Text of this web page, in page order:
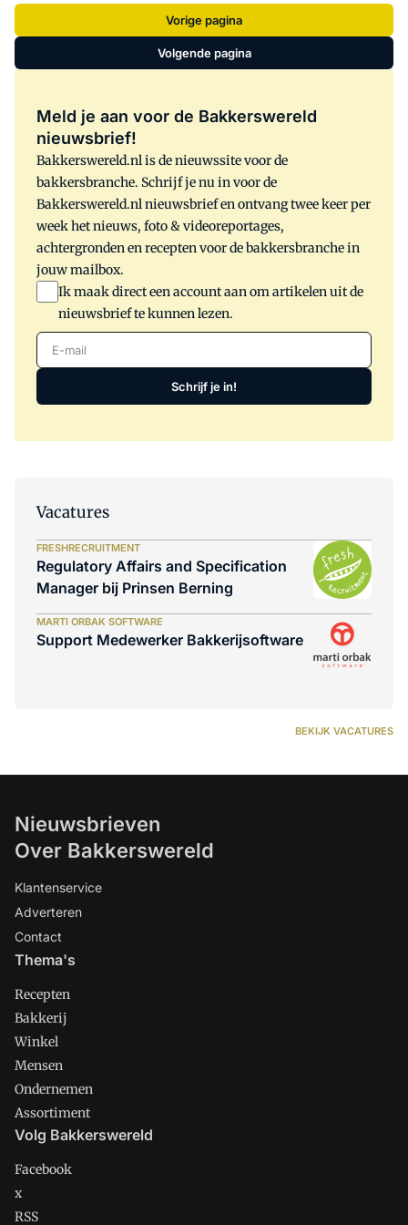
Vorige pagina
Volgende pagina
Meld je aan voor de Bakkerswereld
nieuwsbrief!
Bakkerswereld.nl is de nieuwssite voor de
bakkersbranche. Schrijf je nu in voor de
Bakkerswereld.nl nieuwsbrief en ontvang twee keer per
week het nieuws, foto & videoreportages,
achtergronden en recepten voor de bakkersbranche in
jouw mailbox.
Ik maak direct een account aan om artikelen uit de
nieuwsbrief te kunnen lezen.
E-mail
Schrijf je in!
Vacatures
FRESHRECRUITMENT
Regulatory Affairs and Specification
Manager bij Prinsen Berning
MARTI ORBAK SOFTWARE
Support Medewerker Bakkerijsoftware
BEKIJK VACATURES
Nieuwsbrieven
Over Bakkerswereld
Klantenservice
Adverteren
Contact
Thema's
Recepten
Bakkerij
Winkel
Mensen
Ondernemen
Assortiment
Volg Bakkerswereld
Facebook
x
RSS